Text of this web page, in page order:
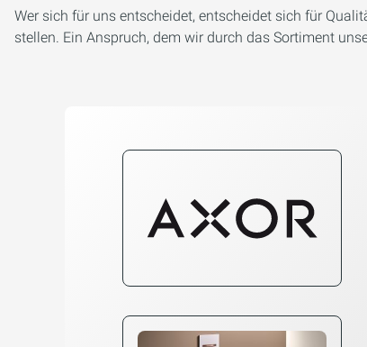
Wer sich für uns entscheidet, entscheidet sich für
stellen. Ein Anspruch, dem wir durch das Sortiment